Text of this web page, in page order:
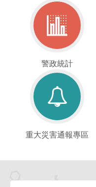
規
簡
務
政
計
警政統計
大
害
重大災害通報專區